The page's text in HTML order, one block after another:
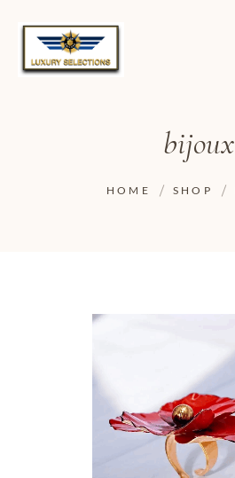
bijoux
HOME SHOP